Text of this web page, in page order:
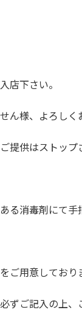
店下さい。
ん様、よろしく
提供はストップ
る消毒剤にて手
ご用意しており
ずご記入の上、